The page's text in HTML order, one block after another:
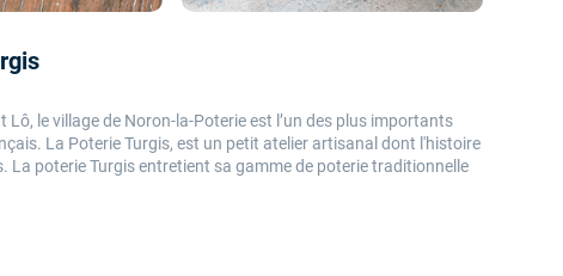
Lô, le village de Noron-la-Poterie est l’un des plus importants
La Poterie Turgis, est un petit atelier artisanal dont l'histoire
La poterie Turgis entretient sa gamme de poterie traditionnelle